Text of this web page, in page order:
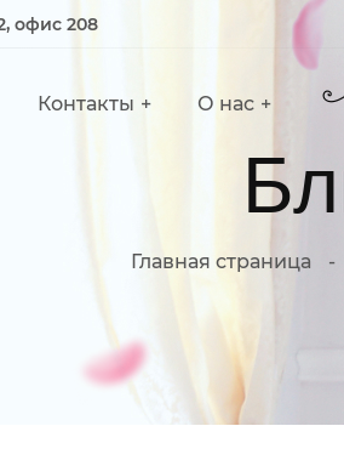
офис 208
Контакты О нас
Главная страница